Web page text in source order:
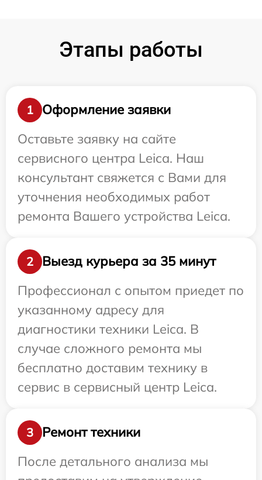
Этапы работы
1
Оформление заявки
Оставьте заявку на сайте
сервисного центра Leica. Наш
консультант свяжется с Вами для
уточнения необходимых работ
ремонта Вашего устройства Leica.
2
Выезд курьера за 35 минут
Профессионал с опытом приедет по
указанному адресу для
диагностики техники Leica. В
случае сложного ремонта мы
бесплатно доставим технику в
сервис в сервисный центр Leica.
3
Ремонт техники
После детального анализа мы